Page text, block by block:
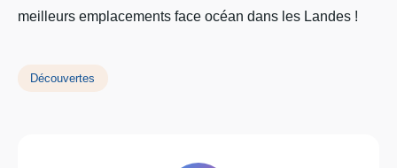
meilleurs emplacements face océan dans les Landes !
Découvertes